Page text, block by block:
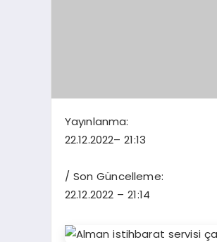
Yayınlanma:
22.12.2022– 21:13
/ Son Güncelleme:
22.12.2022 – 21:14